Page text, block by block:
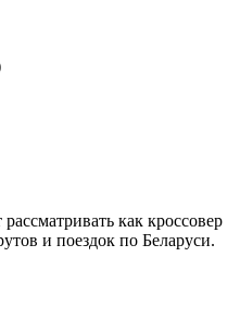
как кроссовер
и поездок по Беларуси.